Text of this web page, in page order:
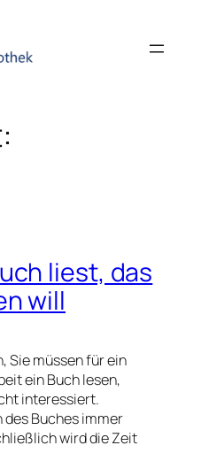
liest, das
will
Sie müssen für ein
ein Buch lesen,
interessiert.
des Buches immer
wird die Zeit